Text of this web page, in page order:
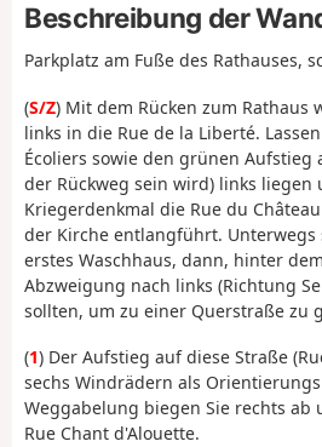
Beschreibung der
Parkplatz am Fuße des Rathauses,
(S/Z) Mit dem Rücken zum Rathaus
links in die Rue de la Liberté.
Écoliers sowie den grünen Aufstieg
der Rückweg sein wird) links liegen
Kriegerdenkmal die Rue du
der Kirche entlangführt. Unterwegs
erstes Waschhaus, dann, hinter
Abzweigung nach links (Richtung
sollten, um zu einer Querstraße zu
(1) Der Aufstieg auf diese Straße
sechs Windrädern als
Weggabelung biegen Sie rechts ab
Rue Chant d'Alouette.